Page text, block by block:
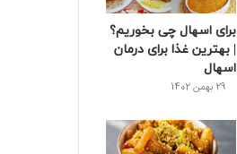
برای اسهال چی بخوریم؟
| بهترین غذا برای درمان
اسهال
29 بهمن 1402